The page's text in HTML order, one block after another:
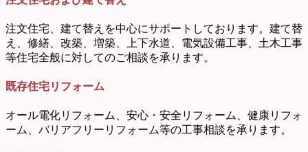
注文住宅、建て替えを中心にサポートしております。建て替
え、修繕、改築、増築、上下水道、電気設備工事、土木工事
等住宅全般に対してのご相談を承ります。
既存住宅リフォーム
オール電化リフォーム、安心・安全リフォーム、健康リフォ
ーム、バリアフリーリフォーム等の工事相談を承ります。